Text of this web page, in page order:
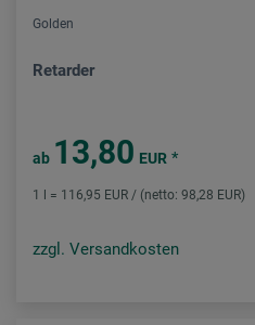
Golden
Retarder
ab 13,80 EUR *
1 l = 116,95 EUR / (netto: 98,28 EUR)
zzgl. Versandkosten